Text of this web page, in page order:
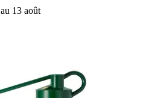
13 août